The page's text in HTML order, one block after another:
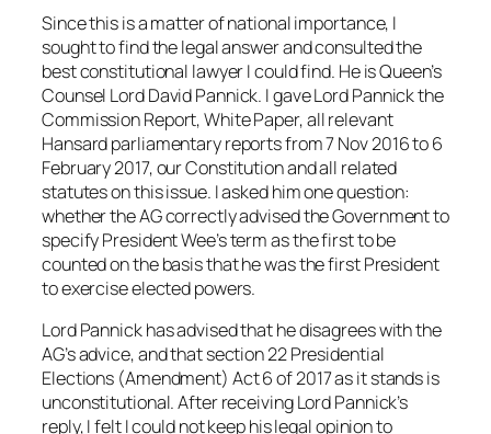
Since this is a matter of national importance, I
sought to find the legal answer and consulted the
best constitutional lawyer I could find. He is Queen’s
Counsel Lord David Pannick. I gave Lord Pannick the
Commission Report, White Paper, all relevant
Hansard parliamentary reports from 7 Nov 2016 to 6
February 2017, our Constitution and all related
statutes on this issue. I asked him one question:
whether the AG correctly advised the Government to
specify President Wee’s term as the first to be
counted on the basis that he was the first President
to exercise elected powers.
Lord Pannick has advised that he disagrees with the
AG’s advice, and that section 22 Presidential
Elections (Amendment) Act 6 of 2017 as it stands is
unconstitutional. After receiving Lord Pannick’s
reply, I felt I could not keep his legal opinion to